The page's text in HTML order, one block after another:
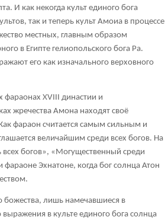
И как некогда культ единого бога
так и теперь культ Амоиа в процессе
местных, главным образом
в Египте гелиопольского бога Ра.
его как изначального верховного
фараонах XVIII династии и
жречества Амона находят своё
фараон считается самым сильным и
величайшим среди всех богов. На
богов», «Могущественный среди
фараоне Эхнатоне, когда бог солнца Атон
божества, лишь намечавшиеся в
в культе единого бога солнца